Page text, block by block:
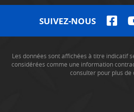
SUIVEZ-NOUS
Les données sont affichées à titre indicatif
considérées comme une information
consulter pour plus de